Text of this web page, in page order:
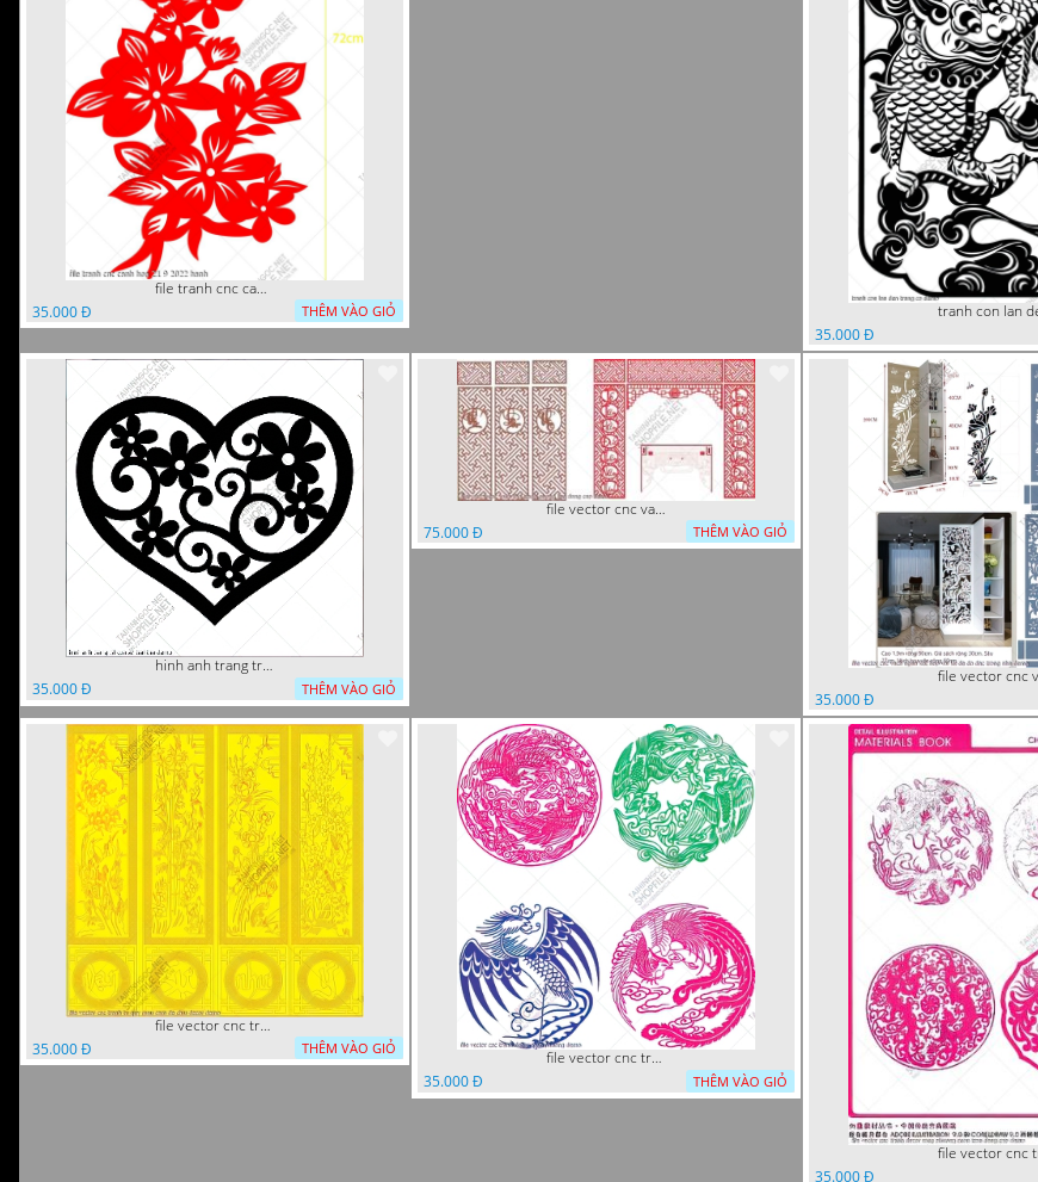
file tranh cnc canh hoa 21 9 2022 hanh
35.000 Đ
THÊM VÀO GIỎ
35.000 Đ
hinh anh trang tri cua so trai tim
35.000 Đ
THÊM VÀO GIỎ
file vector cnc vach tho tranh phong tho dang cap
75.000 Đ
THÊM VÀO GIỎ
35.000 Đ
file vector cnc tranh tu quy mau cam de chiu decor
35.000 Đ
THÊM VÀO GIỎ
file vector cnc tranh decor rong phuong
35.000 Đ
THÊM VÀO GIỎ
35.000 Đ